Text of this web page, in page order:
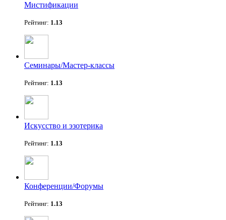
Мистификации
Рейтинг: 1.13
Семинары/Мастер-классы
Рейтинг: 1.13
Искусство и эзотерика
Рейтинг: 1.13
Конференции/Форумы
Рейтинг: 1.13